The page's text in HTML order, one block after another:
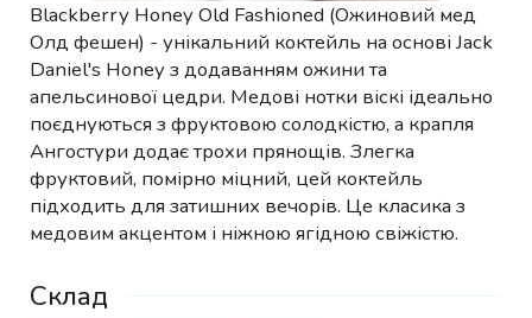
Blackberry Honey Old Fashioned (Ожиновий мед
Олд фешен) - унікальний коктейль на основі Jack
Daniel's Honey з додаванням ожини та
апельсинової цедри. Медові нотки віскі ідеально
поєднуються з фруктовою солодкістю, а крапля
Ангостури додає трохи прянощів. Злегка
фруктовий, помірно міцний, цей коктейль
підходить для затишних вечорів. Це класика з
медовим акцентом і ніжною ягідною свіжістю.
Склад